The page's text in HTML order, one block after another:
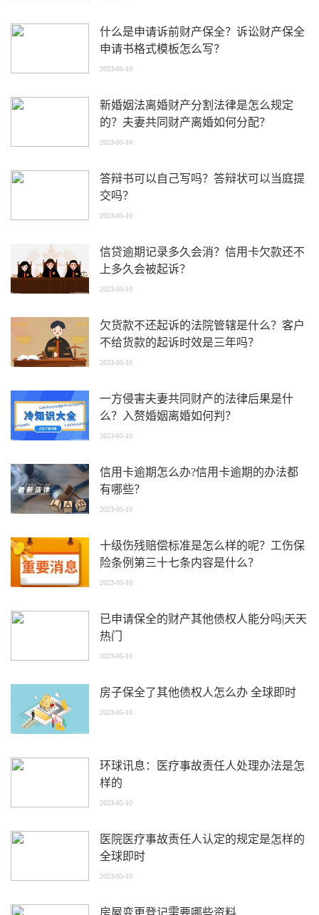
什么是申请诉前财产保全？诉讼财产保全
申请书格式模板怎么写？
2023-05-10
新婚姻法离婚财产分割法律是怎么规定
的？夫妻共同财产离婚如何分配？
2023-05-10
答辩书可以自己写吗？答辩状可以当庭提
交吗？
2023-05-10
信贷逾期记录多久会消？信用卡欠款还不
上多久会被起诉？
2023-05-10
欠货款不还起诉的法院管辖是什么？客户
不给货款的起诉时效是三年吗？
2023-05-10
一方侵害夫妻共同财产的法律后果是什
么？入赘婚姻离婚如何判？
2023-05-10
信用卡逾期怎么办?信用卡逾期的办法都
有哪些？
2023-05-10
十级伤残赔偿标准是怎么样的呢？工伤保
险条例第三十七条内容是什么？
2023-05-10
已申请保全的财产其他债权人能分吗|天天
热门
2023-05-10
房子保全了其他债权人怎么办 全球即时
2023-05-10
环球讯息：医疗事故责任人处理办法是怎
样的
2023-05-10
医院医疗事故责任人认定的规定是怎样的
全球即时
2023-05-10
房屋变更登记需要哪些资料